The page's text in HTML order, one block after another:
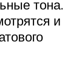
тона.
и